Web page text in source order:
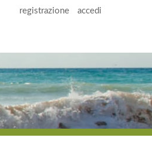
registrazione accedi